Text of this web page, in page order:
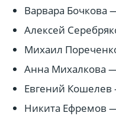
Варвара Бочкова
Алексей
Михаил
Анна Михалкова
Евгений Кошелев
Никита Ефремов